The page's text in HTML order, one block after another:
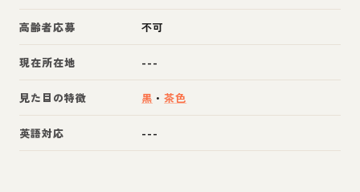
高齢者応募 不可
現在所在地 ---
見た目の特徴 黒 ・茶色
英語対応 ---